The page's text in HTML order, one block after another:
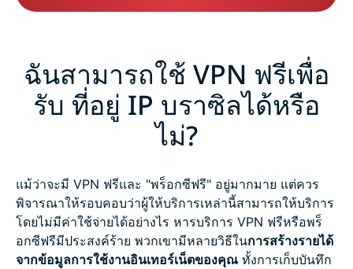
ฉันสามารถใช้ VPN ฟรีเพื่อ
รับ ที่อยู่ IP บราซิลได้หรือ
ไม่?
แม้ว่าจะมี VPN ฟรีและ "พร็อกซีฟรี" อยู่มากมาย แต่ควร
พิจารณาให้รอบคอบว่าผู้ให้บริการเหล่านี้สามารถให้บริการ
โดยไม่มีค่าใช้จ่ายได้อย่างไร หารบริการ VPN ฟรีหรือพร็
อกซีฟรีมีประสงค์ร้าย พวกเขามีหลายวิธีในการสร้างรายได้
จากข้อมูลการใช้งานอินเทอร์เน็ตของคุณ ทั้งการเก็บบันทึก